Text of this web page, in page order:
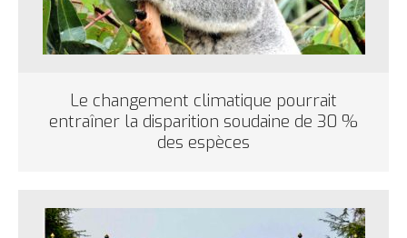
Le changement climatique pourrait
entraîner la disparition soudaine de 30 %
des espèces